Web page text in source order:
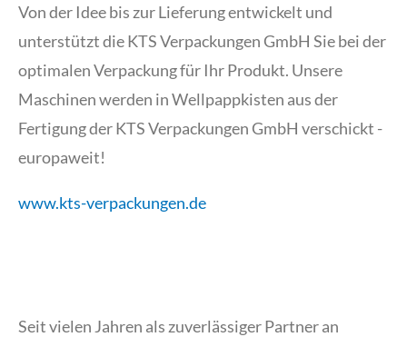
Von der Idee bis zur Lieferung entwickelt und
unterstützt die KTS Verpackungen GmbH Sie bei der
optimalen Verpackung für Ihr Produkt. Unsere
Maschinen werden in Wellpappkisten aus der
Fertigung der KTS Verpackungen GmbH verschickt -
europaweit!
www.kts-verpackungen.de
Seit vielen Jahren als zuverlässiger Partner an